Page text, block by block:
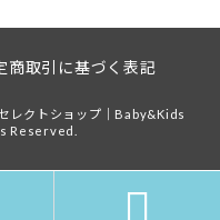
商取引に基づく表記
レクトショップ｜Baby&Kids
Reserved.